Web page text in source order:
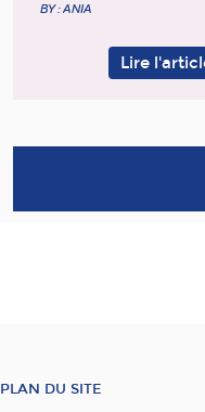
BY : ANIA
Lire
PLAN DU SITE